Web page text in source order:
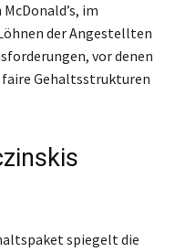
im
der Angestellten
vor denen
Gehaltsstrukturen
spiegelt die